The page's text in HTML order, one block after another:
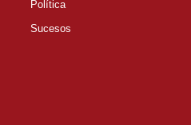
Política
Sucesos